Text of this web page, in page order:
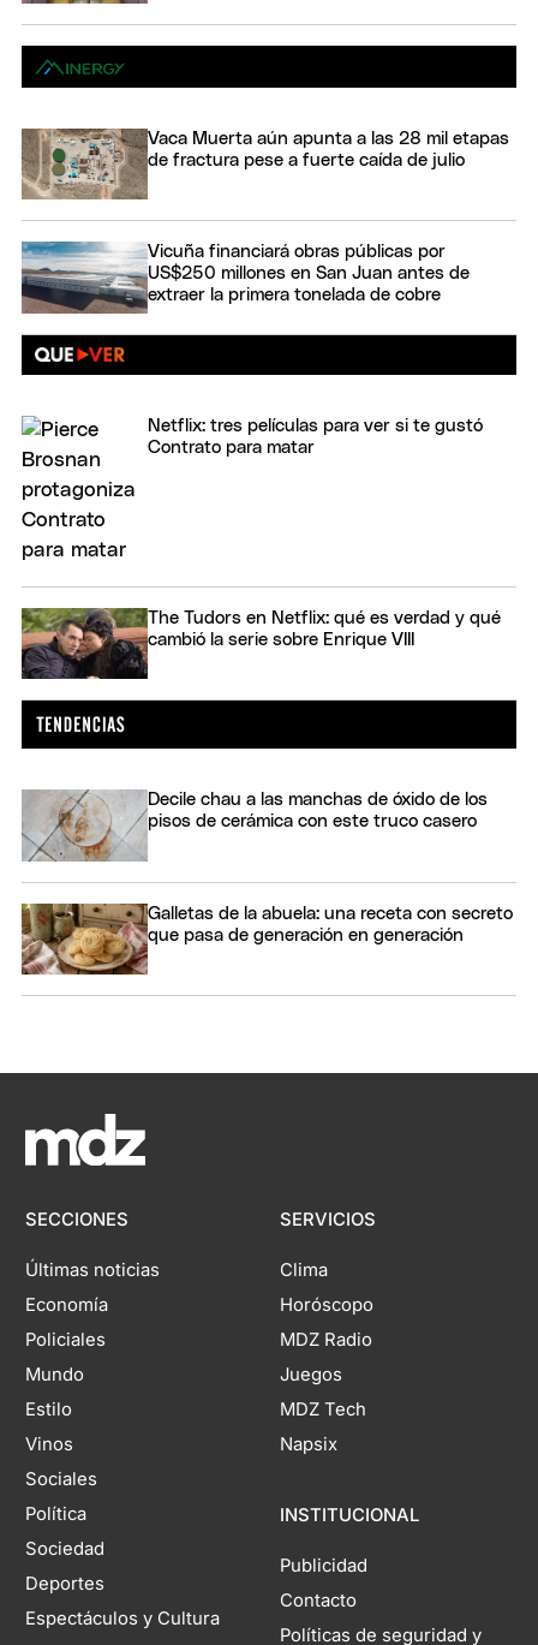
Vaca Muerta aún apunta a las 28 mil etapas
de fractura pese a fuerte caída de julio
Vicuña financiará obras públicas por
US$250 millones en San Juan antes de
extraer la primera tonelada de cobre
Netflix: tres películas para ver si te gustó
Contrato para matar
The Tudors en Netflix: qué es verdad y qué
cambió la serie sobre Enrique VIII
Decile chau a las manchas de óxido de los
pisos de cerámica con este truco casero
Galletas de la abuela: una receta con secreto
que pasa de generación en generación
SECCIONES
Últimas noticias
Economía
Policiales
Mundo
Estilo
Vinos
Sociales
Política
Sociedad
Deportes
Espectáculos y Cultura
SERVICIOS
Clima
Horóscopo
MDZ Radio
Juegos
MDZ Tech
Napsix
INSTITUCIONAL
Publicidad
Contacto
Políticas de seguridad y